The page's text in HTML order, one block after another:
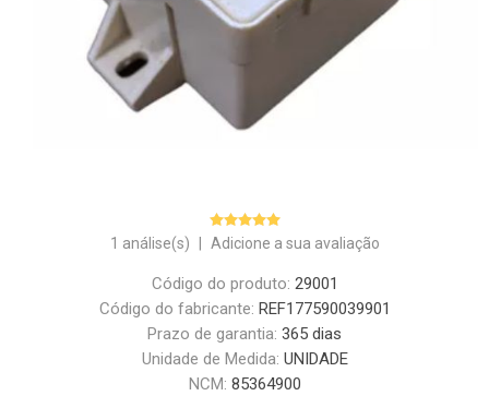
1 análise(s) Adicione a sua avaliação
Código do produto: 29001
Código do fabricante: REF177590039901
Prazo de garantia: 365 dias
Unidade de Medida: UNIDADE
NCM: 85364900